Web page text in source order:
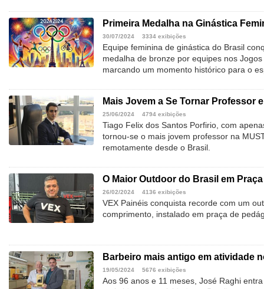
Primeira Medalha na Ginástica
30/07/2024 3334 exibições
Equipe feminina de ginástica do Brasil
medalha de bronze por equipes nos
marcando um momento histórico para o
Mais Jovem a Se Tornar Professor
25/06/2024 4794 exibições
Tiago Felix dos Santos Porfirio, com
tornou-se o mais jovem professor na
remotamente desde o Brasil.
O Maior Outdoor do Brasil em
26/02/2024 4136 exibições
VEX Painéis conquista recorde com um
comprimento, instalado em praça de
Barbeiro mais antigo em atividade
19/05/2024 5676 exibições
Aos 96 anos e 11 meses, José Raghi